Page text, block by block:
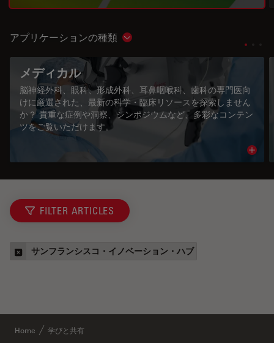
アプリケーションの種類 Show subnavigation
メディカル
脳神経外科、眼科、形成外科、耳鼻咽喉科、歯科の専門医向
けに厳選された、最新の科学・臨床リソースを探索しません
か？ 貴重な症例や洞察、シンポジウムなど、多彩なコンテン
ツをご覧いただけます。
FILTER ARTICLES
サンフランシスコ・イノベーション・ハブ
Home 学びと共有